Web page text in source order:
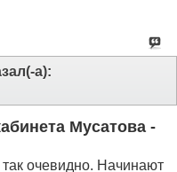
а):
Мусатова -
очевидно. Начинают